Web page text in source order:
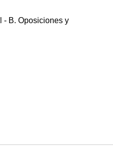
- B. Oposiciones y